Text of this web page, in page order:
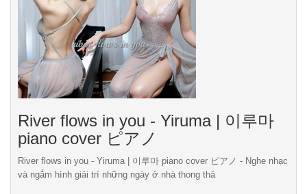
River flows in you - Yiruma | 이루마
piano cover ピアノ
River flows in you - Yiruma | 이루마 piano cover ピアノ - Nghe nhạc
và ngắm hình giải trí những ngày ở nhà thong thả